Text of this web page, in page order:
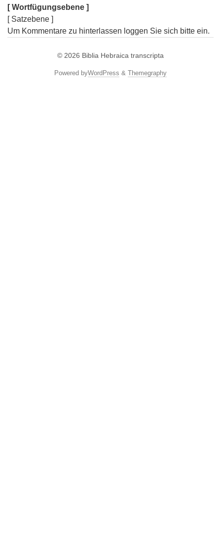
[ Wortfügungsebene ]
[ Satzebene ]
Um Kommentare zu hinterlassen loggen Sie sich bitte ein.
© 2026 Biblia Hebraica transcripta
Powered byWordPress & Themegraphy